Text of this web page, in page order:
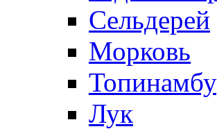
Сельдерей
Морковь
Лук